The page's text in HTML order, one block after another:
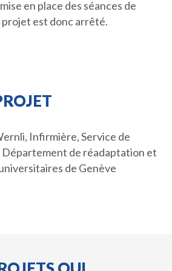
en place des séances de
est donc arrêté.
Infirmière, Service de
Département de réadaptation et
de Genève